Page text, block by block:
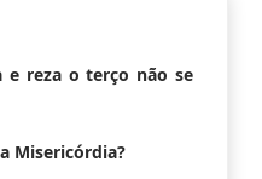
e reza o terço não se
Misericórdia?